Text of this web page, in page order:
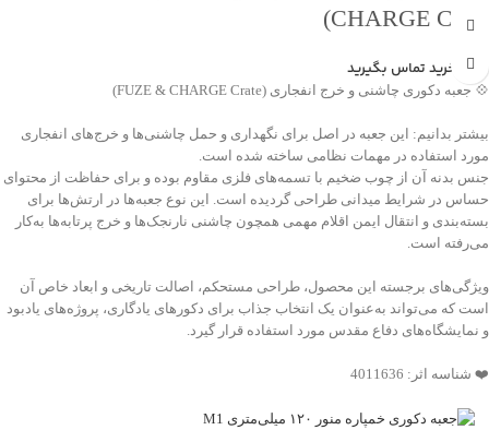
CHARGE Crate)
جهت خرید تماس بگیرید
💠 جعبه دکوری چاشنی و خرج انفجاری (FUZE & CHARGE Crate)
بیشتر بدانیم: این جعبه در اصل برای نگهداری و حمل چاشنی‌ها و خرج‌های انفجاری
مورد استفاده در مهمات نظامی ساخته شده است.
جنس بدنه آن از چوب ضخیم با تسمه‌های فلزی مقاوم بوده و برای حفاظت از محتوای
حساس در شرایط میدانی طراحی گردیده است. این نوع جعبه‌ها در ارتش‌ها برای
بسته‌بندی و انتقال ایمن اقلام مهمی همچون چاشنی نارنجک‌ها و خرج پرتابه‌ها به‌کار
می‌رفته است.
ویژگی‌های برجسته این محصول، طراحی مستحکم، اصالت تاریخی و ابعاد خاص آن
است که می‌تواند به‌عنوان یک انتخاب جذاب برای دکورهای یادگاری، پروژه‌های یادبود
و نمایشگاه‌های دفاع مقدس مورد استفاده قرار گیرد.
❤️ شناسه اثر: 4011636